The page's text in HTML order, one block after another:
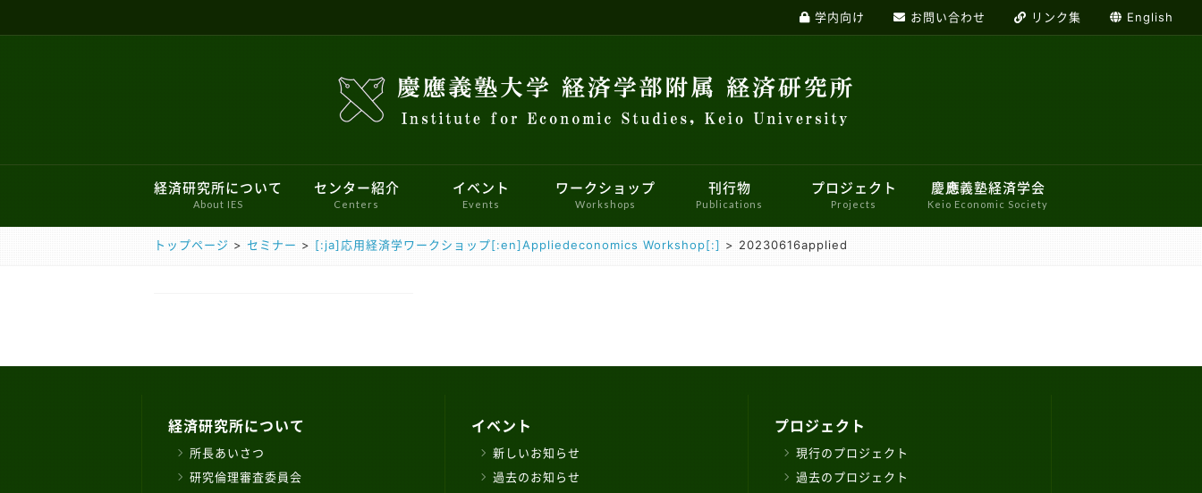
学内向け お問い合わせ リンク集 English
経済研究所について
About IES
研究倫理審査委員会 研究者紹介 メーリングリスト 実験参加者募集システムのご案内
センター紹介
Centers
ファイナンシャル・ジェロントロジー研究センター パネルデータ設計・解析センター 国際経済学研究センター
イベント
Events
過去のお知らせ
ワークショップ
Workshops
ミクロ経済学ワークショップ マクロ経済学ワークショップ 計量経済学ワークショップ
刊行物
Publications
プロジェクト
Projects
慶應義塾経済学会
Keio Economic Society
会員向け情報 リンク
トップページ > セミナー > [:ja]応用経済学ワークショップ[:en]Appliedeconomics Workshop[:] > 20230616applied
経済研究所について
所長あいさつ
研究倫理審査委員会
イベント
新しいお知らせ
過去のお知らせ
プロジェクト
現行のプロジェクト
過去のプロジェクト